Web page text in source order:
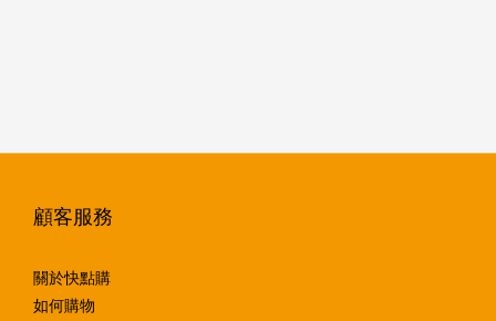
顧客服務
關於快點購
如何購物